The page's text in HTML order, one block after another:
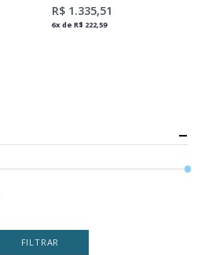
R$ 1.335,51
6x de R$ 222,59
FILTRAR